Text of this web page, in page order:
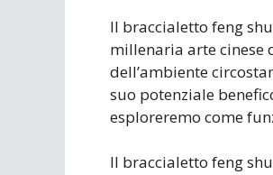
Il braccialetto feng
millenaria arte cinese
dell’ambiente
suo potenziale
esploreremo come
Il braccialetto feng